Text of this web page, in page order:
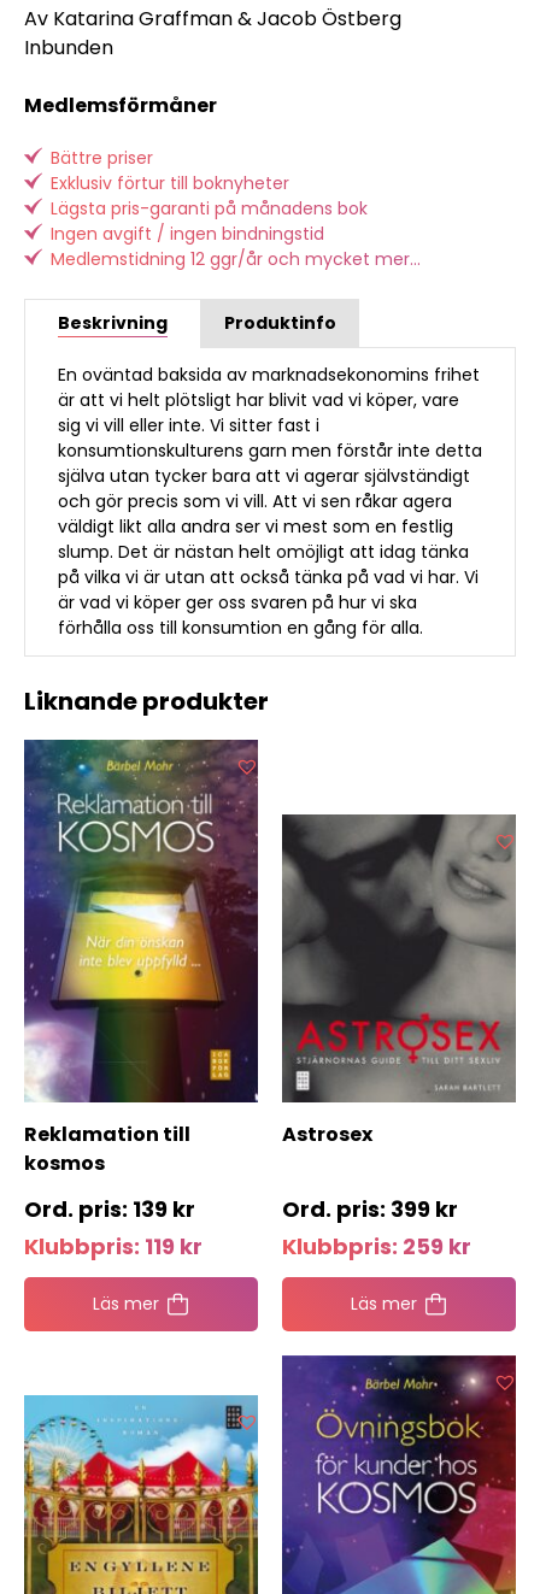
Av Katarina Graffman & Jacob Östberg
Inbunden
Medlemsförmåner
Bättre priser
Exklusiv förtur till boknyheter
Lägsta pris-garanti på månadens bok
Ingen avgift / ingen bindningstid
Medlemstidning 12 ggr/år och mycket mer...
Beskrivning Produktinfo
En oväntad baksida av marknadsekonomins frihet
är att vi helt plötsligt har blivit vad vi köper, vare
sig vi vill eller inte. Vi sitter fast i
konsumtionskulturens garn men förstår inte detta
själva utan tycker bara att vi agerar självständigt
och gör precis som vi vill. Att vi sen råkar agera
väldigt likt alla andra ser vi mest som en festlig
slump. Det är nästan helt omöjligt att idag tänka
på vilka vi är utan att också tänka på vad vi har. Vi
är vad vi köper ger oss svaren på hur vi ska
förhålla oss till konsumtion en gång för alla.
Liknande produkter
Reklamation till
kosmos
139 kr
Klubbpris: 119 kr
Läs mer
Astrosex
399 kr
Klubbpris: 259 kr
Läs mer